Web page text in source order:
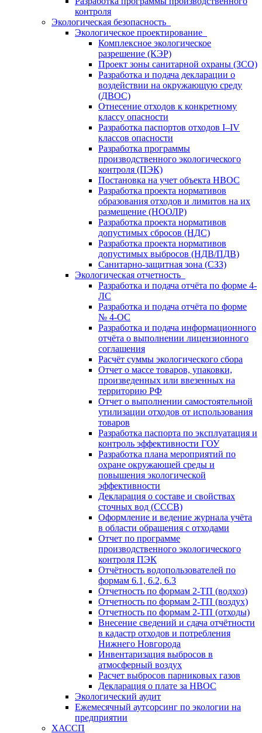
контроля
Экологическая безопасность
Экологическое проектирование
Комплексное экологическое
разрешение (КЭР)
Проект зоны санитарной охраны (ЗСО)
Разработка и подача декларации о
воздействии на окружающую среду
(ДВОС)
Отнесение отходов к конкретному
классу опасности
Разработка паспортов отходов I–IV
классов опасности
Разработка программы
производственного экологического
контроля (ПЭК)
Постановка на учет объекта НВОС
Разработка проекта нормативов
образования отходов и лимитов на их
размещение (НООЛР)
Разработка проекта нормативов
допустимых сбросов (НДС)
Разработка проекта нормативов
допустимых выбросов (НДВ/ПДВ)
Санитарно-защитная зона (СЗЗ)
Экологическая отчетность
Разработка и подача отчёта по форме 4-
ЛС
Разработка и подача отчёта по форме
№ 4-ОС
Разработка и подача информационного
отчёта о выполнении лицензионного
соглашения
Расчёт суммы экологического сбора
Отчет о массе товаров, упаковки,
произведенных или ввезенных на
территорию РФ
Отчет о выполнении самостоятельной
утилизации отходов от использования
товаров
Разработка паспорта по эксплуатация и
контроль эффективности ГОУ
Разработка плана мероприятий по
охране окружающей среды и
повышения экологической
эффективности
Декларация о составе и свойствах
сточных вод (СССВ)
Оформление и ведение журнала учёта
в области обращения с отходами
Отчет по программе
производственного экологического
контроля ПЭК
Отчётность водопользователей по
формам 6.1, 6.2, 6.3
Отчетность по формам 2-ТП (водхоз)
Отчетность по формам 2-ТП (воздух)
Отчетность по формам 2-ТП (отходы)
Внесение сведений и сдача отчётности
в кадастр отходов и потребления
Нижнего Новгорода
Инвентаризация выбросов в
атмосферный воздух
Расчет выбросов парниковых газов
Декларация о плате за НВОС
Экологический аудит
Ежемесячный аутсорсинг по экологии на
предприятии
ХАССП